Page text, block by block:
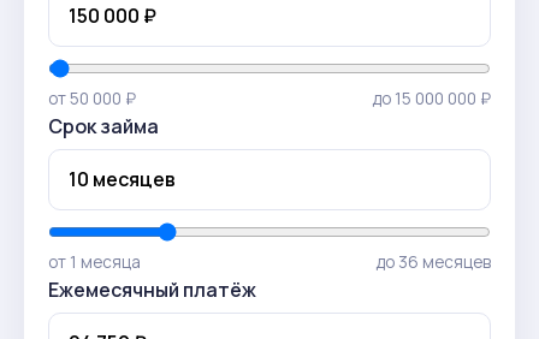
от 50 000 ₽ до 15 000 000 ₽
Срок займа
от 1 месяца до 36 месяцев
Ежемесячный платёж